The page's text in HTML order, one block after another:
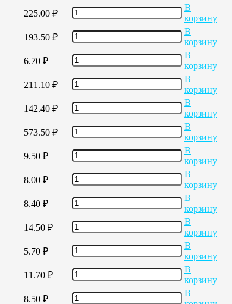
225.00 ₽
В
корзину
193.50 ₽
В
корзину
6.70 ₽
В
корзину
211.10 ₽
В
корзину
142.40 ₽
В
корзину
573.50 ₽
В
корзину
9.50 ₽
В
корзину
8.00 ₽
В
корзину
8.40 ₽
В
корзину
14.50 ₽
В
корзину
5.70 ₽
В
корзину
11.70 ₽
В
корзину
8.50 ₽
В